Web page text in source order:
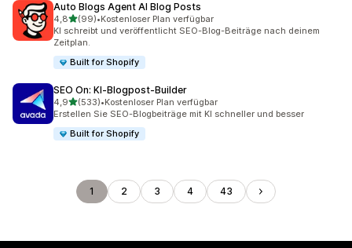
Auto Blogs Agent AI Blog Posts
4,8von 5 Sternen
(99)
99 Rezensionen insgesamt
•Kostenloser Plan verfügbar
KI schreibt und veröffentlicht SEO-Blog-Beiträge nach deinem
Zeitplan.
Built for Shopify
SEO On: KI‑Blogpost‑Builder
4,9von 5 Sternen
(533)
533 Rezensionen insgesamt
•Kostenloser Plan verfügbar
Erstellen Sie SEO-Blogbeiträge mit KI schneller und besser
Built for Shopify
1 2 3 4 43